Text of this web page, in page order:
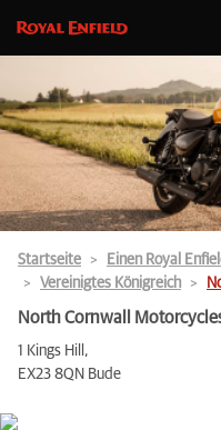
Startseite
Einen Royal
Vereinigtes Königreich
North Cornwall
1 Kings Hill,
EX23 8QN Bude